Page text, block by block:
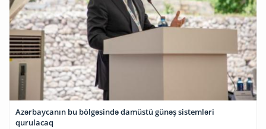
Azərbaycanın bu bölgəsində damüstü günəş sistemləri
qurulacaq